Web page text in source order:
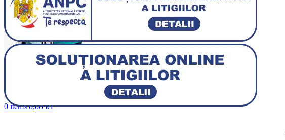
0 items 0,00lei